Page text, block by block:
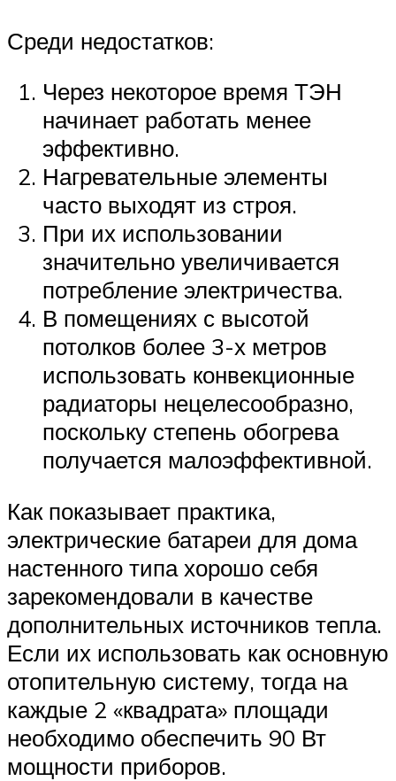
Среди недостатков:
Через некоторое время ТЭН
начинает работать менее
эффективно.
Нагревательные элементы
часто выходят из строя.
При их использовании
значительно увеличивается
потребление электричества.
В помещениях с высотой
потолков более 3-х метров
использовать конвекционные
радиаторы нецелесообразно,
поскольку степень обогрева
получается малоэффективной.
Как показывает практика,
электрические батареи для дома
настенного типа хорошо себя
зарекомендовали в качестве
дополнительных источников тепла.
Если их использовать как основную
отопительную систему, тогда на
каждые 2 «квадрата» площади
необходимо обеспечить 90 Вт
мощности приборов.